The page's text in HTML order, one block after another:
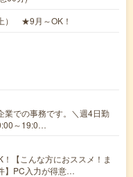
） ★9月～OK！
業での事務です。＼週4日勤
～19:0…
【こんな方におススメ！ま
】PC入力が得意…